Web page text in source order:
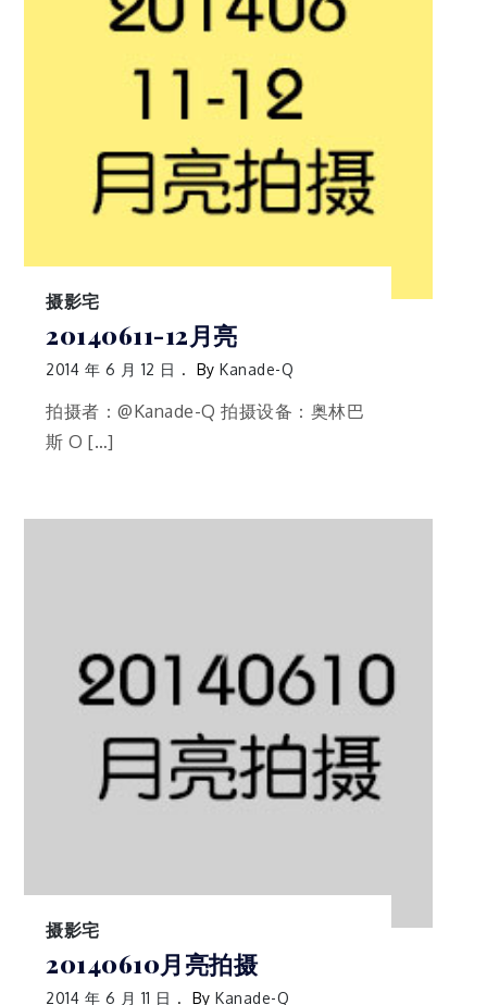
摄影宅
20140611-12月亮
2014 年 6 月 12 日 ByKanade-Q
拍摄者：@Kanade-Q 拍摄设备：奥林巴
斯 O […]
摄影宅
20140610月亮拍摄
2014 年 6 月 11 日 ByKanade-Q